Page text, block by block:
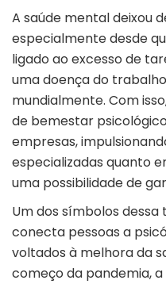
A saúde mental deixou
especialmente desde
ligado ao excesso de
uma doença do
mundialmente. Com
de bemestar
empresas,
especializadas quanto
uma possibilidade de
Um dos símbolos
conecta pessoas a
voltados à melhora da
começo da pandemia,